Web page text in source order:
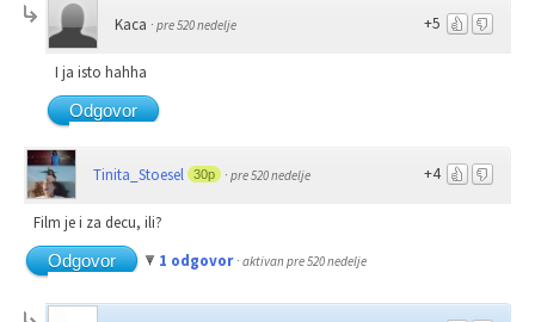
+5
Kaca · pre 520 nedelje
I ja isto hahha
Odgovor
+4
Tinita_Stoesel 30p · pre 520 nedelje
Film je i za decu, ili?
Odgovor
1 odgovor · aktivan pre 520 nedelje